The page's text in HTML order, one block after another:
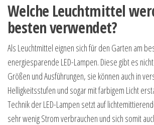
Welche Leuchtmittel
besten verwendet?
Als Leuchtmittel eignen sich für den Garten am
energiesparende LED-Lampen. Diese gibt es
Größen und Ausführungen, sie können auch in
Helligkeitsstufen und sogar mit farbigem Licht
Technik der LED-Lampen setzt auf
sehr wenig Strom verbrauchen und sich somit